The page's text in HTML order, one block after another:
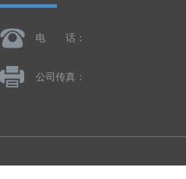
电 话：
公司传真：